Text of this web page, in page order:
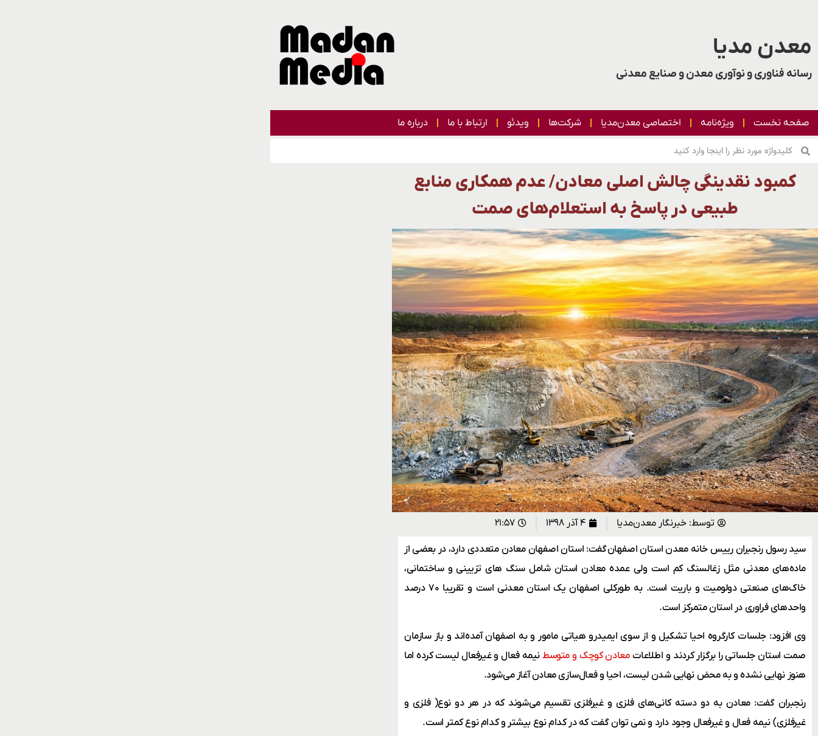
معدن مدیا
رسانه فناوری و نوآوری معدن و صنایع معدنی
صفحه نخست ویژه‌نامه اختصاصی معدن‌مدیا شرکت‌ها ویدئو ارتباط با ما درباره ما
کمبود نقدینگی چالش اصلی معادن/ عدم همکاری منابع
طبیعی در پاسخ به استعلام‌های صمت
توسط: خبرنگار معدن‌مدیا ۴ آذر ۱۳۹۸ ۲۱:۵۷
سید رسول رنجبران رییس خانه معدن استان اصفهان گفت: استان اصفهان معادن متعددی دارد، در بعضی از
ماده‌های معدنی مثل زغالسنگ کم است ولی عمده معادن استان شامل سنگ های تزیینی و ساختمانی،
خاک‌های صنعتی دولومیت و باریت است. به طورکلی اصفهان یک استان معدنی است و تقریبا ۷۰ درصد
واحدهای فراوری در استان متمرکز است.
وی افزود: جلسات کارگروه احیا تشکیل و از سوی ایمیدرو هیاتی مامور و به اصفهان آمده‌اند و باز سازمان
صمت استان جلساتی را برگزار کردند و اطلاعاتمعادن کوچک و متوسطنیمه فعال و غیرفعال لیست کرده اما
هنوز نهایی نشده و به محض نهایی شدن لیست، احیا و فعال‌سازی معادن آغاز می‌شود.
رنجبران گفت: معادن به دو دسته کانی‌های فلزی و غیرفلزی تقسیم می‌شوند که در هر دو نوع( فلزی و
غیرفلزی) نیمه فعال و غیرفعال وجود دارد و نمی توان گفت که در کدام نوع بیشتر و کدام نوع کمتر است.